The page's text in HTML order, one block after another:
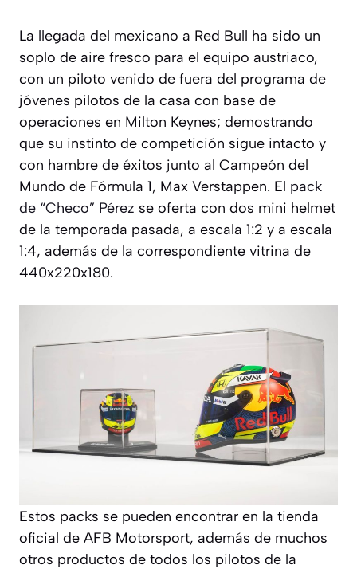
La llegada del mexicano a Red Bull ha sido un
soplo de aire fresco para el equipo austriaco,
con un piloto venido de fuera del programa de
jóvenes pilotos de la casa con base de
operaciones en Milton Keynes; demostrando
que su instinto de competición sigue intacto y
con hambre de éxitos junto al Campeón del
Mundo de Fórmula 1, Max Verstappen. El pack
de “Checo” Pérez se oferta con dos mini helmet
de la temporada pasada, a escala 1:2 y a escala
1:4, además de la correspondiente vitrina de
440x220x180.
Estos packs se pueden encontrar en la tienda
oficial de AFB Motorsport, además de muchos
otros productos de todos los pilotos de la